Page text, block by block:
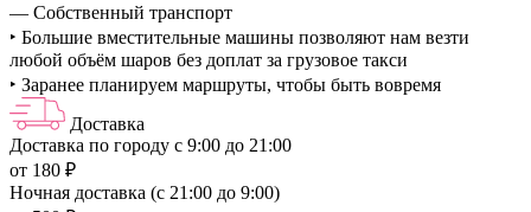
— Собственный транспорт
‣ Большие вместительные машины позволяют нам везти
любой объём шаров без доплат за грузовое такси
‣ Заранее планируем маршруты, чтобы быть вовремя
Доставка
Доставка по городу с 9:00 до 21:00
от 180 ₽
Ночная доставка (с 21:00 до 9:00)